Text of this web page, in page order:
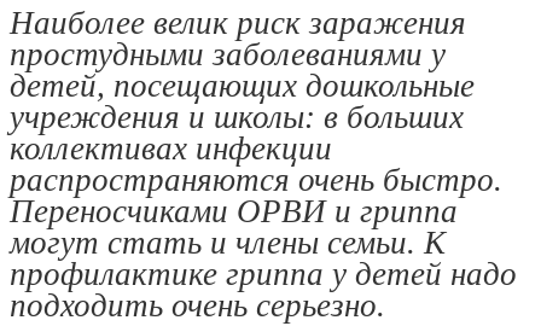
Наиболее велик риск заражения
простудными заболеваниями у
детей, посещающих дошкольные
учреждения и школы: в больших
коллективах инфекции
распространяются очень быстро.
Переносчиками ОРВИ и гриппа
могут стать и члены семьи. К
профилактике гриппа у детей надо
подходить очень серьезно.